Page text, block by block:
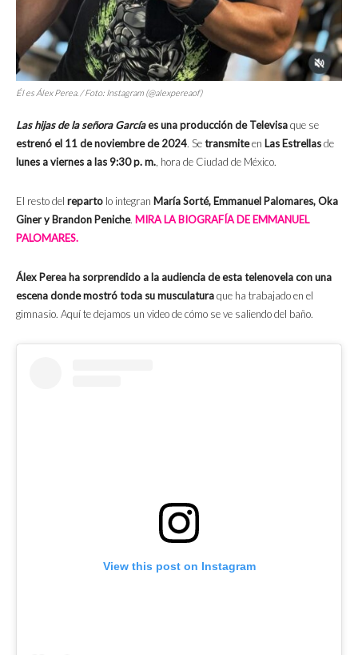
Él es Álex Perea. / Foto: Instagram (@alexpereaof)
Las hijas de la señora Garcíaes una producción de Televisaque se
estrenó el 11 de noviembre de 2024. Setransmiteen Las Estrellasde
lunes a viernes a las 9:30 p. m., hora de Ciudad de México.
El resto del reparto lo integran María Sorté, Emmanuel Palomares, Oka
Giner y Brandon Peniche. MIRA LA BIOGRAFÍA DE EMMANUEL
PALOMARES.
Álex Perea ha sorprendido a la audiencia de esta telenovela con una
escena donde mostró toda su musculaturaque ha trabajado en el
gimnasio. Aquí te dejamos un video de cómo se ve saliendo del baño.
View this post on Instagram